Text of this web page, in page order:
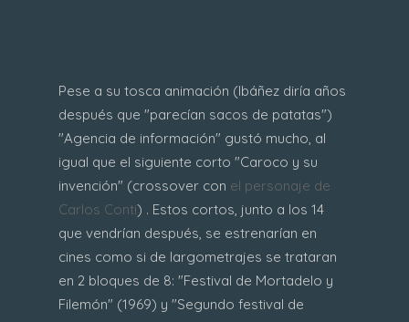
Pese a su tosca animación (Ibáñez diría años
después que "parecían sacos de patatas")
"Agencia de información" gustó mucho, al
igual que el siguiente corto "Caroco y su
invención" (crossover con el personaje de
Carlos Conti) . Estos cortos, junto a los 14
que vendrían después, se estrenarían en
cines como si de largometrajes se trataran
en 2 bloques de 8: "Festival de Mortadelo y
Filemón" (1969) y "Segundo festival de